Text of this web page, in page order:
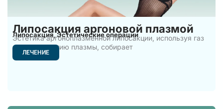
Липосакция аргоновой плазмой
Липосакция,Эстетические операции
Эстетика аргоноплазменной липосакции, используя газ
аргон и энергию плазмы, собирает
ЛЕЧЕНИЕ